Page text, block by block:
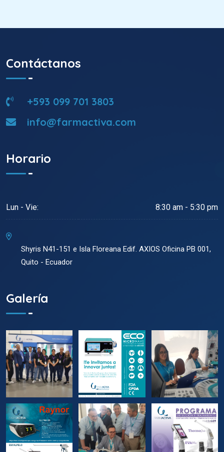
Contáctanos
+593 099 701 3803
info@farmactiva.com
Horario
Lun - Vie: 8:30 am - 5:30 pm
Shyris N41-151 e Isla Floreana Edif. AXIOS Oficina PB 001,
Quito - Ecuador
Galería